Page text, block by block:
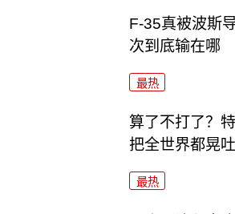
F-35真被波斯
次到底输在哪
最热
算了不打了？
把全世界都晃
最热